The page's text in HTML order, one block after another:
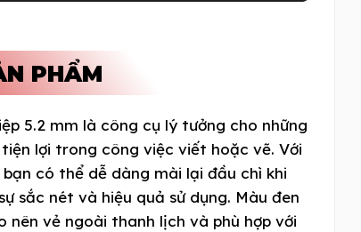
PHẨM
5.2 mm là công cụ lý tưởng cho những
lợi trong công việc viết hoặc vẽ. Với
có thể dễ dàng mài lại đầu chì khi
sắc nét và hiệu quả sử dụng. Màu đen
nên vẻ ngoài thanh lịch và phù hợp với